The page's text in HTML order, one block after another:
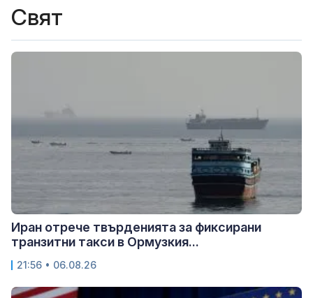
Свят
Иран отрече твърденията за фиксирани
транзитни такси в Ормузкия...
21:56 • 06.08.26